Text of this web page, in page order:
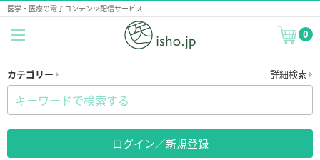
医学・医療の電子コンテンツ配信サービス
0
カテゴリー 詳細検索
ログイン／新規登録